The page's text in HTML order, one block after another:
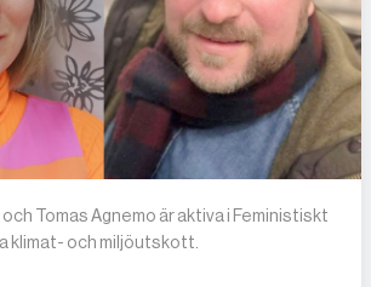
Tomas Agnemo är aktiva i Feministiskt
klimat- och miljöutskott.